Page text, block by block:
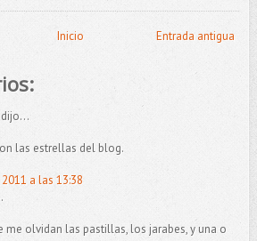
Entrada antigua
Inicio
las estrellas del blog.
a las 13:38
me olvidan las pastillas, los jarabes, y una o